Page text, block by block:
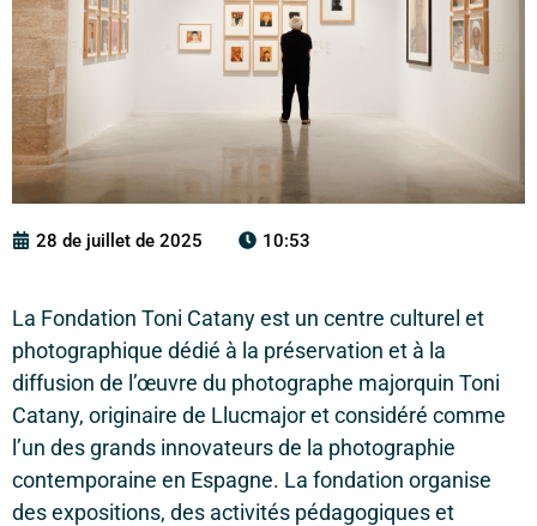
28 de juillet de 2025 10:53
La Fondation Toni Catany est un centre culturel et
photographique dédié à la préservation et à la
diffusion de l’œuvre du photographe majorquin Toni
Catany, originaire de Llucmajor et considéré comme
l’un des grands innovateurs de la photographie
contemporaine en Espagne. La fondation organise
des expositions, des activités pédagogiques et